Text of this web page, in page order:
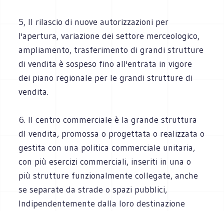
5, Il rilascio di nuove autorizzazioni per
l'apertura, variazione dei settore merceologico,
ampliamento, trasferimento di grandi strutture
di vendita è sospeso fino all'entrata in vigore
dei piano regionale per le grandi strutture di
vendita.
6. II centro commerciale è la grande struttura
dl vendita, promossa o progettata o realizzata o
gestita con una politica commerciale unitaria,
con più esercizi commerciali, inseriti in una o
più strutture funzionalmente collegate, anche
se separate da strade o spazi pubblici,
Indipendentemente dalla loro destinazione